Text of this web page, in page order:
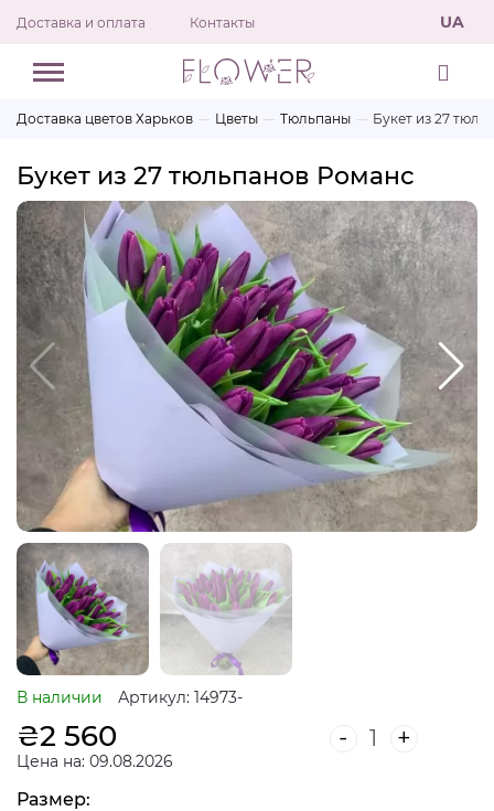
Доставка и оплата Контакты UA
Доставка цветов Харьков Цветы Тюльпаны Букет из 27
Букет из 27 тюльпанов Романс
В наличии Артикул: 14973-
₴2 560
Цена на: 09.08.2026
- +
Размер: